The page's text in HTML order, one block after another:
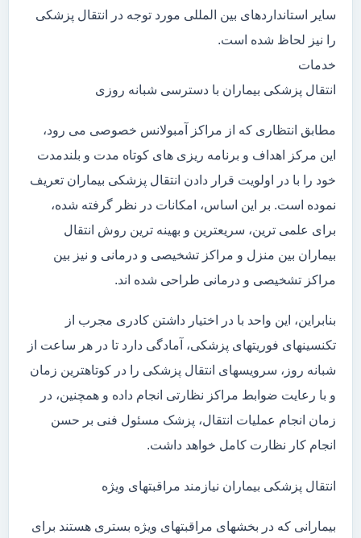
سایر استانداردهای بین المللی مورد توجه در انتقال پزشکی
را نیز لحاظ شده است.
خدمات
انتقال پزشکی بیماران با دسترسی شبانه روزی
مطابق انتظاری که از مراکز آمبولانس خصوصی می رود،
این مرکز اهداف و برنامه ریزی های کوتاه مدت و بلندمدت
خود را با در اولویت قرار دادن انتقال پزشکی بیماران تعریف
نموده است. بر این اساس، امکانات در نظر گرفته شده،
برای علمی ترین، سریعترین و بهینه ترین روش انتقال
بیماران بین منزل و مراکز تشخیصی و درمانی و نیز بین
مراکز تشخیصی و درمانی طراحی شده اند.
بنابراین، این واحد با در اختیار داشتن کادری مجرب از
تکنسینهای فوریتهای پزشکی، آمادگی دارد تا در هر ساعت از
شبانه روز، سرویسهای انتقال پزشکی را در کوتاهترین زمان
و با رعایت ضوابط مراکز نظارتی انجام داده و همچنین، در
زمان انجام عملیات انتقال، پزشک مسئول فنی بر حسن
انجام کار نظارت کامل خواهد داشت.
انتقال پزشکی بیماران نیازمند مراقبتهای ویژه
بیمارانی که در بخشهای مراقبتهای ویژه بستری هستند برای